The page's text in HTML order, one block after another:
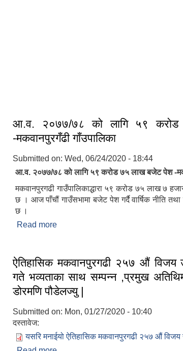
आ.व. २०७७/७८ को लागि ५९
-मकवानपुरगँढी गाँउपालिका
Submitted on: Wed, 06/24/2020 - 18:44
आ.व. २०७७/७८ को लागि ५९ करोड ७५ लाख बजेट पेश -
मकवानपुरगढी गाउँपालिकाद्धारा ५९ करोड ७५ लाख ७
छ । आज पाँचौं गाउँसभामा बजेट पेश गर्दै वार्षिक नीति तथा
छ ।
Read more
ऐतिहासिक मकवानपुरगढी २५७ औं
गते भव्यताका साथ सम्पन्न ,प्रमुख
डोरमणि पौडेलज्यु |
Submitted on: Mon, 01/27/2020 - 10:40
दस्तावेज:
यसरि मनाईयो ऐतिहासिक मकवानपुरगढी २५७ औं